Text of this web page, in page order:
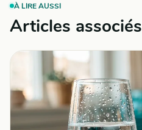
À LIRE AUSSI
Articles associés